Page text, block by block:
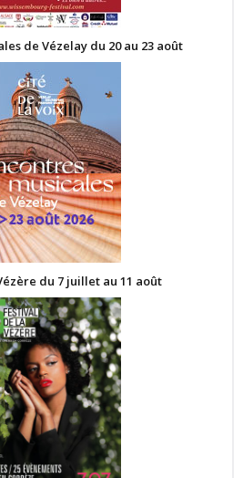
de Vézelay du 20 au 23 août
du 7 juillet au 11 août